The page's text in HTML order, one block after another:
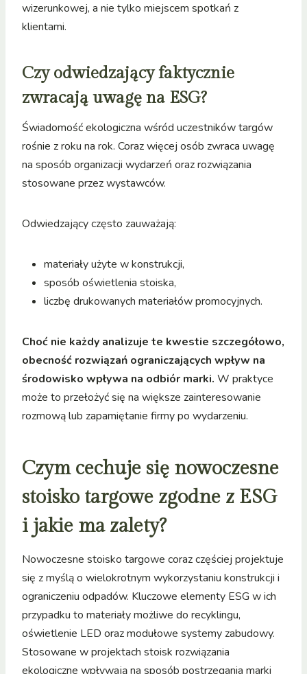
wizerunkowej, a nie tylko miejscem spotkań z
klientami.
Czy odwiedzający faktycznie
zwracają uwagę na ESG?
Świadomość ekologiczna wśród uczestników targów
rośnie z roku na rok. Coraz więcej osób zwraca uwagę
na sposób organizacji wydarzeń oraz rozwiązania
stosowane przez wystawców.
Odwiedzający często zauważają:
materiały użyte w konstrukcji,
sposób oświetlenia stoiska,
liczbę drukowanych materiałów promocyjnych.
Choć nie każdy analizuje te kwestie szczegółowo,
obecność rozwiązań ograniczających wpływ na
środowisko wpływa na odbiór marki. W praktyce
może to przełożyć się na większe zainteresowanie
rozmową lub zapamiętanie firmy po wydarzeniu.
Czym cechuje się nowoczesne
stoisko targowe zgodne z ESG
i jakie ma zalety?
Nowoczesne stoisko targowe coraz częściej projektuje
się z myślą o wielokrotnym wykorzystaniu konstrukcji i
ograniczeniu odpadów. Kluczowe elementy ESG w ich
przypadku to materiały możliwe do recyklingu,
oświetlenie LED oraz modułowe systemy zabudowy.
Stosowane w projektach stoisk rozwiązania
ekologiczne wpływają na sposób postrzegania marki